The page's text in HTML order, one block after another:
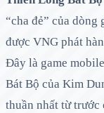
“cha đẻ” của dòng
được VNG phát
Đây là game
Bát Bộ của Kim
thuần nhất từ trước